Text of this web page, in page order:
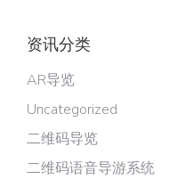
资讯分类
AR导览
Uncategorized
二维码导览
二维码语音导游系统